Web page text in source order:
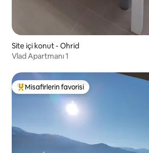
Site içi konut - Ohrid
Vlad Apartmanı 1
Misafirlerin favorilerinden en beğenilenler
Misafirlerin favorisi